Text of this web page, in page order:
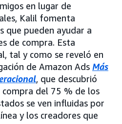
en lugar de
Kalil fomenta
que pueden ayudar a
de compra. Esta
tal y como se reveló en
de Amazon Ads Más
, que descubrió
compra del 75 % de los
se ven influidas por
y los creadores que